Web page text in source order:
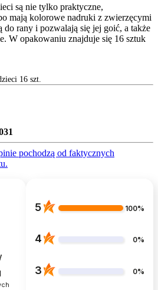
są nie tylko praktyczne,
mają kolorowe nadruki z zwierzęcymi
rany i pozwalają się jej goić, a także
W opakowaniu znajduje się 16 sztuk
16 szt.
pochodzą od faktycznych
5 100%
4 0%
3 0%